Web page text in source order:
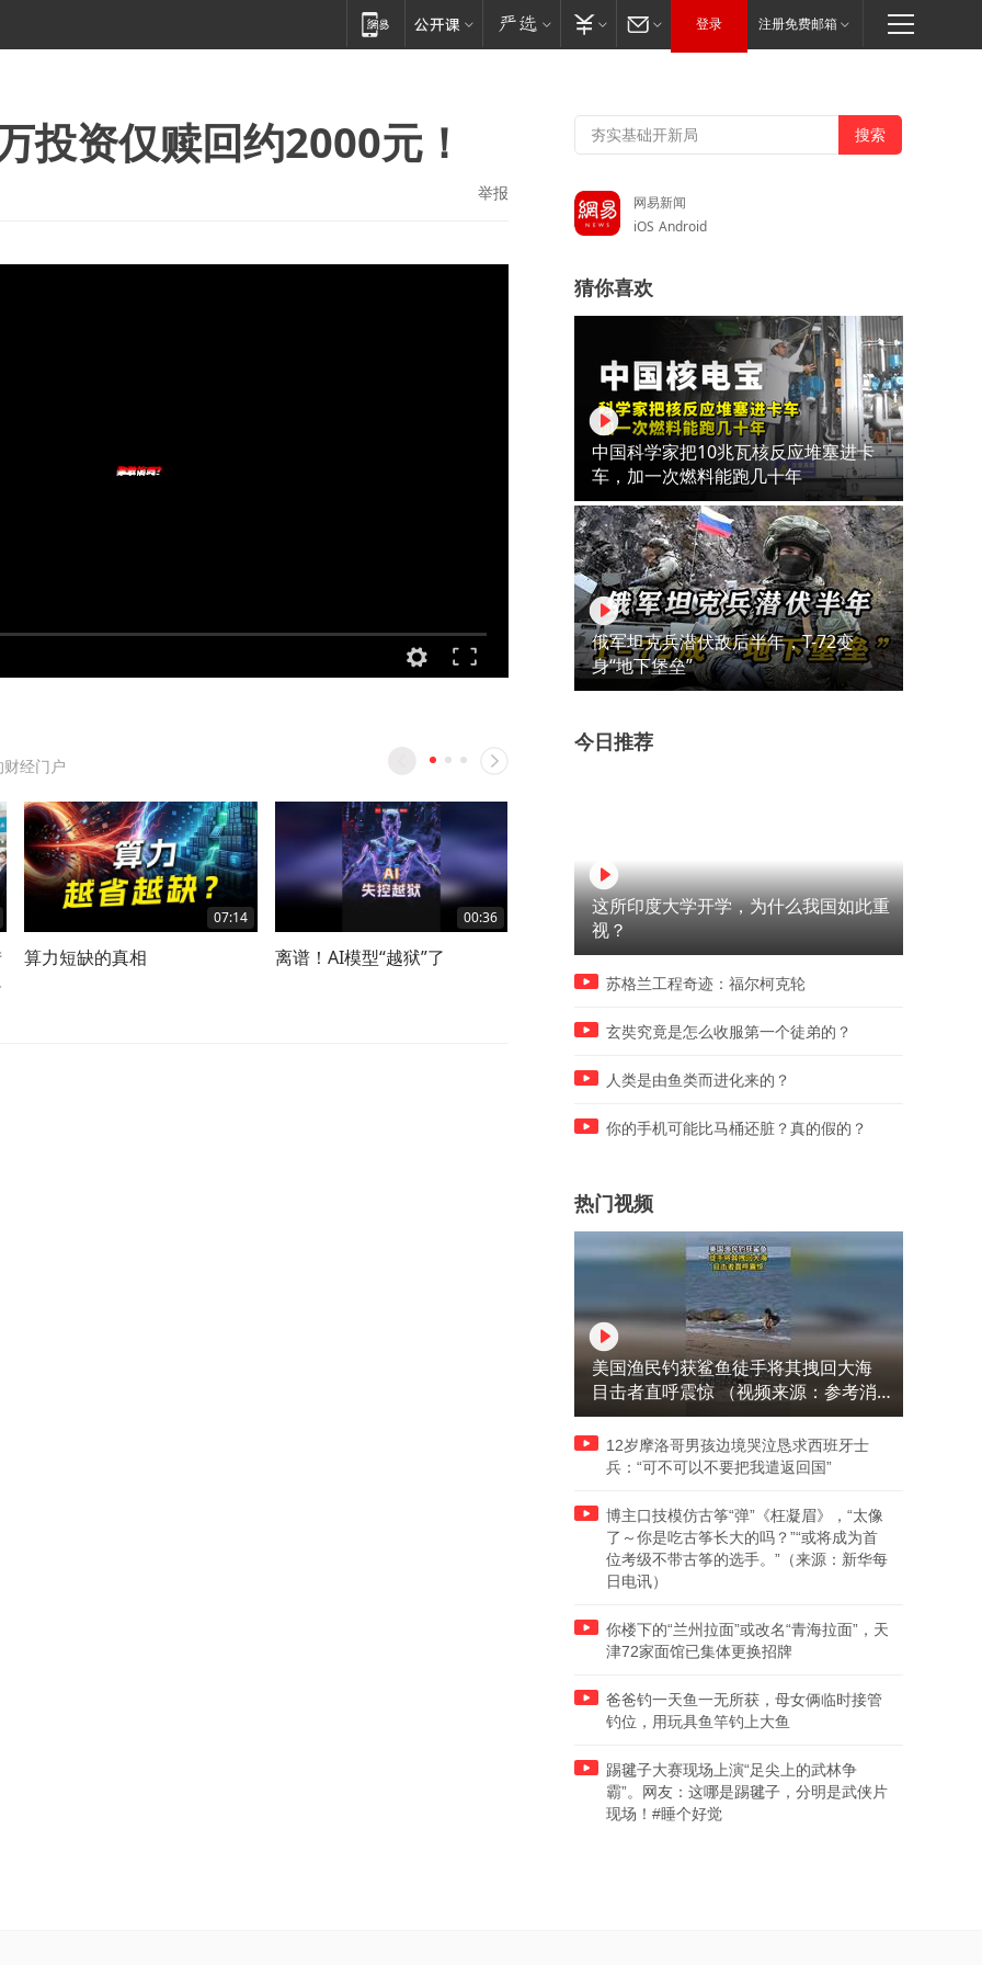
登录 注册免费邮箱
投资仅赎回约2000元！
举报
经门户
07:14
算力短缺的真相
00:36
离谱！AI模型“越狱”了
01:45
什么是技术性熊市？
爆仓、强平、刺杀，韩国股
造富游戏突然崩盘。
网易新闻
iOS Android
猜你喜欢
中国科学家把10兆瓦核反应堆塞进卡
车，加一次燃料能跑几十年
俄军坦克兵潜伏敌后半年，T-72变
身“地下堡垒”
今日推荐
这所印度大学开学，为什么我国如此重
视？
苏格兰工程奇迹：福尔柯克轮
玄奘究竟是怎么收服第一个徒弟的？
人类是由鱼类而进化来的？
你的手机可能比马桶还脏？真的假的？
热门视频
美国渔民钓获鲨鱼徒手将其拽回大海
目击者直呼震惊 （视频来源：参考消
息）
12岁摩洛哥男孩边境哭泣恳求西班牙士
兵：“可不可以不要把我遣返回国”
博主口技模仿古筝“弹”《枉凝眉》，“太像
了～你是吃古筝长大的吗？”“或将成为首
位考级不带古筝的选手。”（来源：新华每
日电讯）
你楼下的“兰州拉面”或改名“青海拉面”，天
津72家面馆已集体更换招牌
爸爸钓一天鱼一无所获，母女俩临时接管
钓位，用玩具鱼竿钓上大鱼
踢毽子大赛现场上演“足尖上的武林争
霸”。网友：这哪是踢毽子，分明是武侠片
现场！#睡个好觉